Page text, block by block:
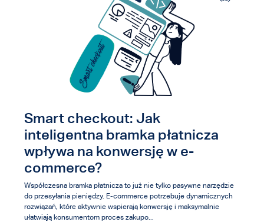
Smart checkout: Jak
inteligentna bramka płatnicza
wpływa na konwersję w e-
commerce?
Współczesna bramka płatnicza to już nie tylko pasywne narzędzie
do przesyłania pieniędzy. E-commerce potrzebuje dynamicznych
rozwiązań, które aktywnie wspierają konwersję i maksymalnie
ułatwiają konsumentom proces zakupo...